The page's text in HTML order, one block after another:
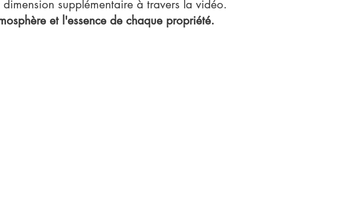
supplémentaire à travers la vidéo.
et l'essence de chaque propriété.